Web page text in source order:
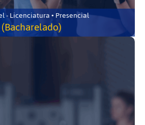
- Licenciatura • Presencial